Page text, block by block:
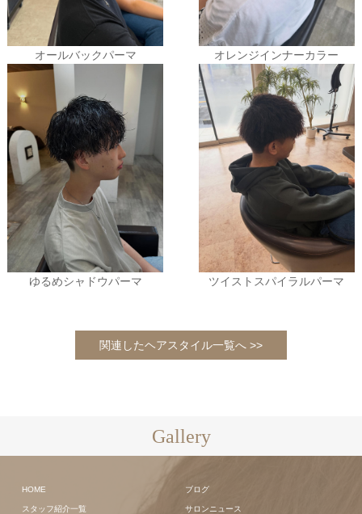
オールバックパーマ オレンジインナーカラー
ゆるめシャドウパーマ ツイストスパイラルパーマ
関連したヘアスタイル一覧へ >>
Gallery
HOME
スタッフ紹介一覧
ブログ
サロンニュース